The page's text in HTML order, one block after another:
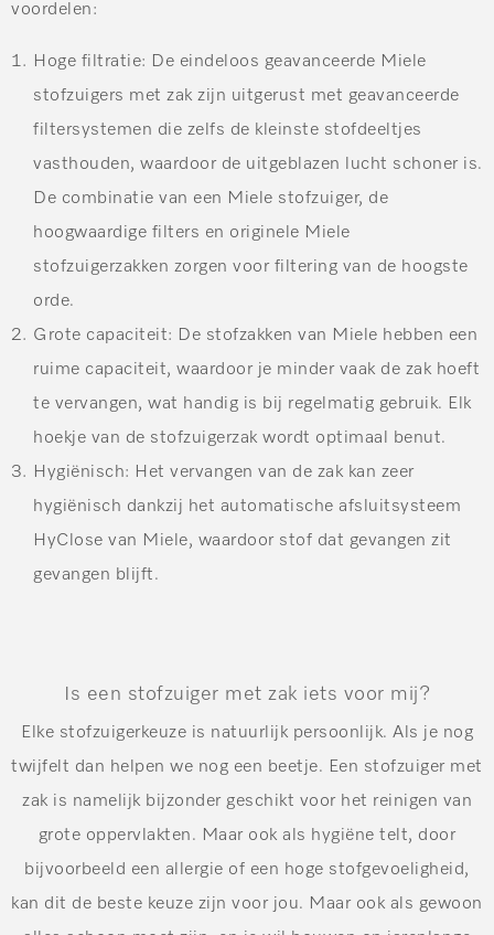
voordelen:
Hoge filtratie: De eindeloos geavanceerde Miele
stofzuigers met zak zijn uitgerust met geavanceerde
filtersystemen die zelfs de kleinste stofdeeltjes
vasthouden, waardoor de uitgeblazen lucht schoner is.
De combinatie van een Miele stofzuiger, de
hoogwaardige filters en originele Miele
stofzuigerzakken zorgen voor filtering van de hoogste
orde.
Grote capaciteit: De stofzakken van Miele hebben een
ruime capaciteit, waardoor je minder vaak de zak hoeft
te vervangen, wat handig is bij regelmatig gebruik. Elk
hoekje van de stofzuigerzak wordt optimaal benut.
Hygiënisch: Het vervangen van de zak kan zeer
hygiënisch dankzij het automatische afsluitsysteem
HyClose van Miele, waardoor stof dat gevangen zit
gevangen blijft.
Is een stofzuiger met zak iets voor mij?
Elke stofzuigerkeuze is natuurlijk persoonlijk. Als je nog
twijfelt dan helpen we nog een beetje. Een stofzuiger met
zak is namelijk bijzonder geschikt voor het reinigen van
grote oppervlakten. Maar ook als hygiëne telt, door
bijvoorbeeld een allergie of een hoge stofgevoeligheid,
kan dit de beste keuze zijn voor jou. Maar ook als gewoon